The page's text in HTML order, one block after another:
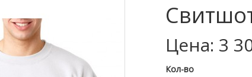
Цена: 3
Кол-во